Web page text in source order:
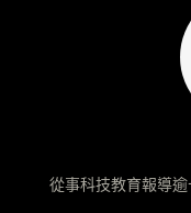
從事科技教育報導